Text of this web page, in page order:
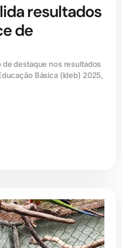
resultados
de
destaque nos resultados
Básica (ldeb) 2025,